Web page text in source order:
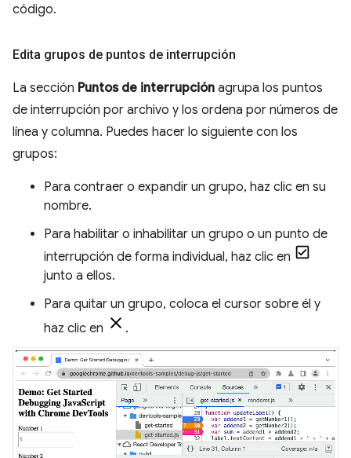
código.
Edita grupos de puntos de interrupción
La sección Puntos de interrupción agrupa los puntos
de interrupción por archivo y los ordena por números de
línea y columna. Puedes hacer lo siguiente con los
grupos:
Para contraer o expandir un grupo, haz clic en su
nombre.
Para habilitar o inhabilitar un grupo o un punto de
interrupción de forma individual, haz clic en
junto a ellos.
Para quitar un grupo, coloca el cursor sobre él y
haz clic en
.